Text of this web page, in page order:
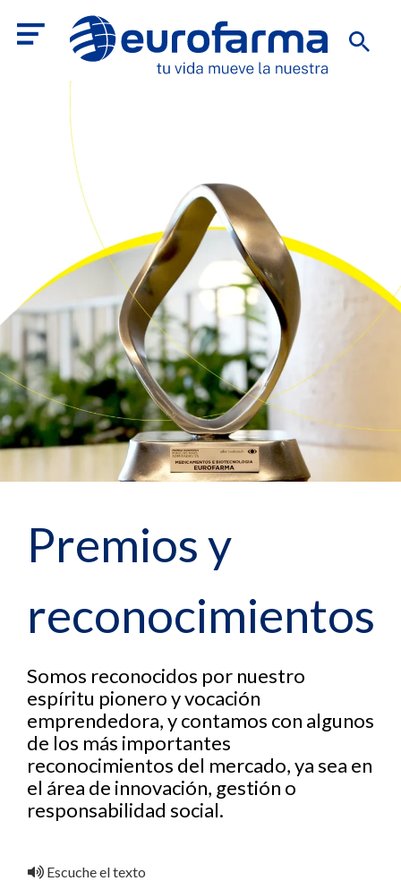
Premios y
reconocimientos
Somos reconocidos por nuestro
espíritu pionero y vocación
emprendedora, y contamos con algunos
de los más importantes
reconocimientos del mercado, ya sea en
el área de innovación, gestión o
responsabilidad social.
Escuche el texto